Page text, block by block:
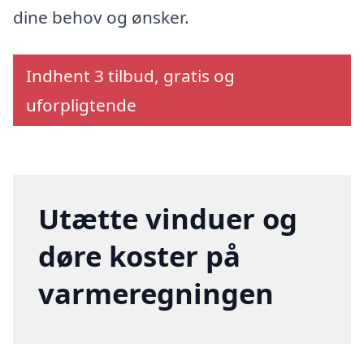
dine behov og ønsker.
Indhent 3 tilbud, gratis og
uforpligtende
Utætte vinduer og
døre koster på
varmeregningen